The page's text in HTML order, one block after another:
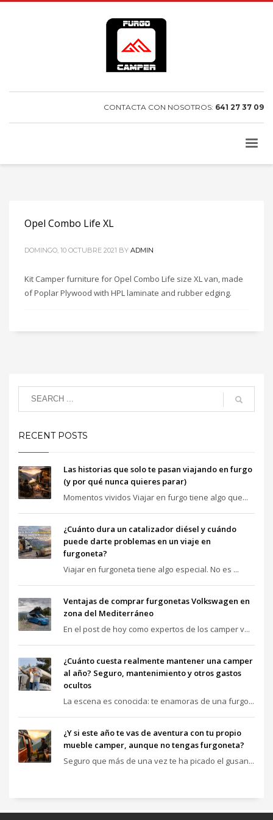
CONTACTA CON NOSOTROS: 641 27 37 09
Opel Combo Life XL
DOMINGO, 10 OCTUBRE 2021 BY ADMIN
Kit Camper furniture for Opel Combo Life size XL van, made
of Poplar Plywood with HPL laminate and rubber edging.
RECENT POSTS
Las historias que solo te pasan viajando en furgo
(y por qué nunca quieres parar)
Momentos vividos Viajar en furgo tiene algo que...
¿Cuánto dura un catalizador diésel y cuándo
puede darte problemas en un viaje en
furgoneta?
Viajar en furgoneta tiene algo especial. No es ...
Ventajas de comprar furgonetas Volkswagen en
zona del Mediterráneo
En el post de hoy como expertos de los camper v...
¿Cuánto cuesta realmente mantener una camper
al año? Seguro, mantenimiento y otros gastos
ocultos
La escena es conocida: te enamoras de una furgo...
¿Y si este año te vas de aventura con tu propio
mueble camper, aunque no tengas furgoneta?
Seguro que más de una vez te ha picado el gusan...